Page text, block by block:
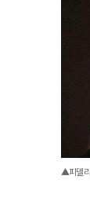
▲피델리